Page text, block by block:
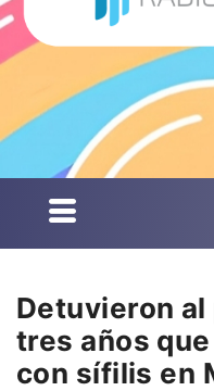
Detuvieron
tres años
con sífilis en